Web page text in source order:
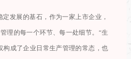
发展的基石，作为一家上市企业，
理的每一个环节、每一处细节。“生
构成了企业日常生产管理的常态，也